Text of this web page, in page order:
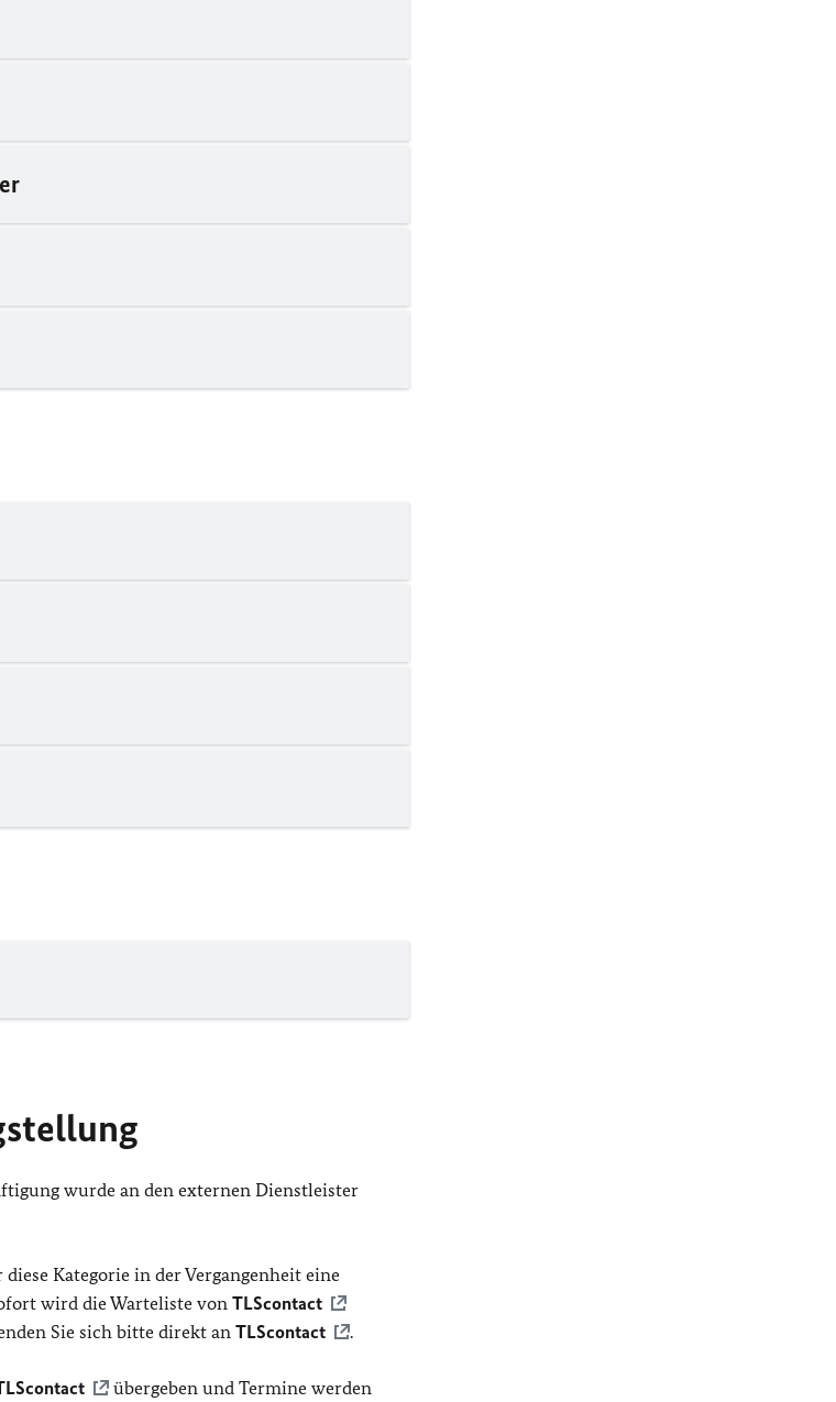
wurde an den externen Dienstleister
Kategorie in der Vergangenheit eine
wird die Warteliste vonTLScontact
Sie sich bitte direkt an TLScontact .
übergeben und Termine werden